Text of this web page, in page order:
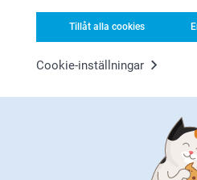
Tillåt alla cookies
Cookie-inställningar
En personlig
Teddyryggsäcken är både
mjuk, gosig och en bästa vän på
leksaker, snacks med mera. De
för lekträffar eller förskola. Det
ut och känns som en riktig
älskad vän de vill ta med sig